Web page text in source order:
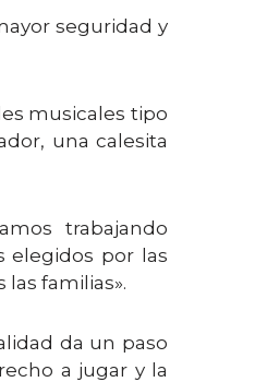
seguridad y
musicales tipo
una calesita
trabajando
elegidos por las
familias».
da un paso
a jugar y la